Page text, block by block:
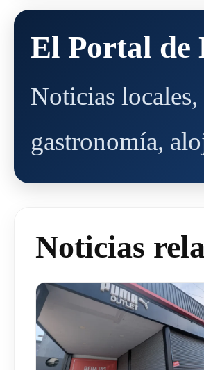
El Portal de
Noticias
gastronomía,
Noticias